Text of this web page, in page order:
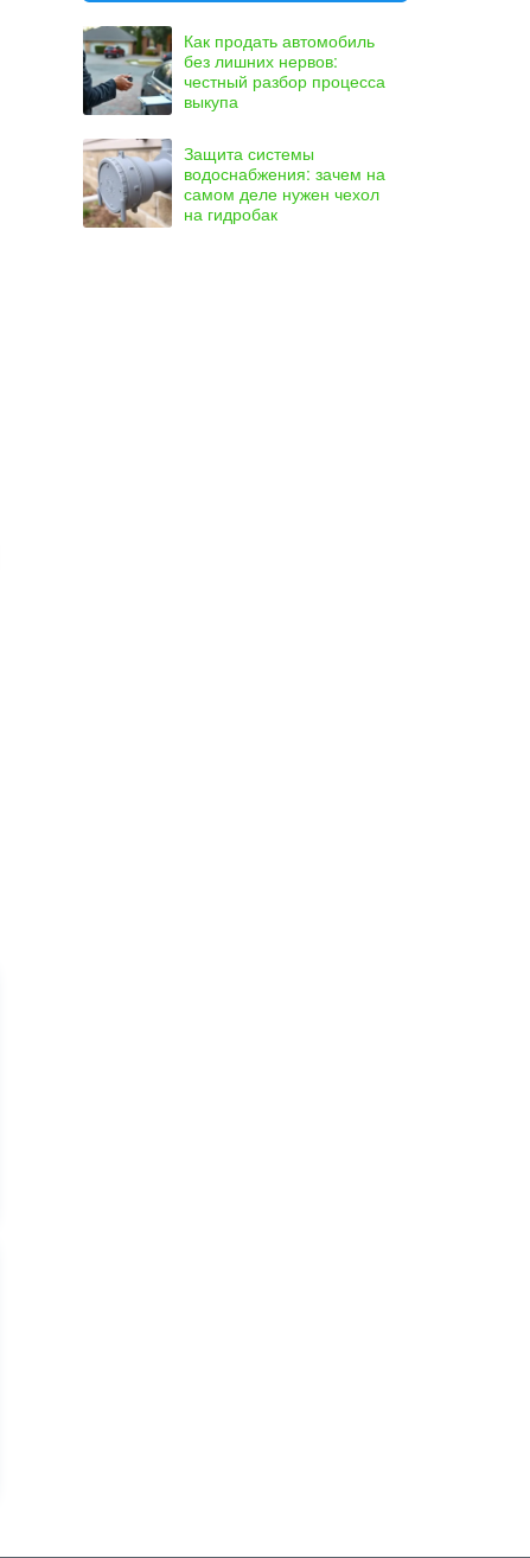
Как продать автомобиль
без лишних нервов:
честный разбор процесса
выкупа
Защита системы
водоснабжения: зачем на
самом деле нужен чехол
на гидробак